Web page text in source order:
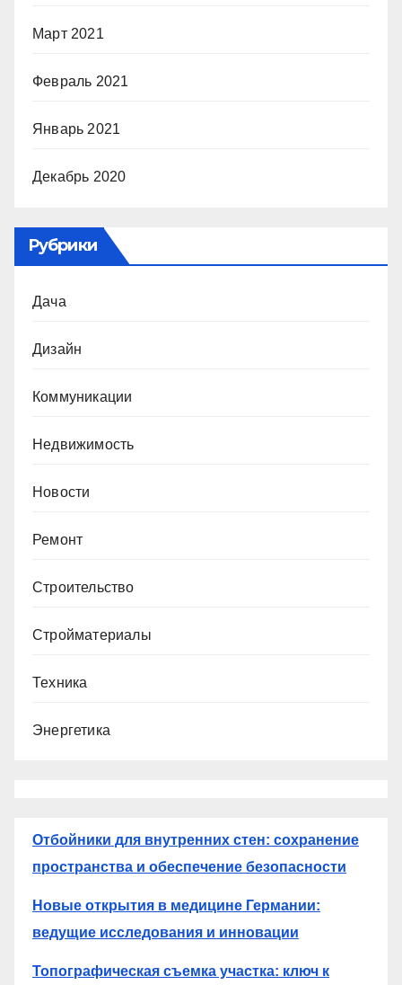
Март 2021
Февраль 2021
Январь 2021
Декабрь 2020
Рубрики
Дача
Дизайн
Коммуникации
Недвижимость
Новости
Ремонт
Строительство
Стройматериалы
Техника
Энергетика
Отбойники для внутренних стен: сохранение
пространства и обеспечение безопасности
Новые открытия в медицине Германии:
ведущие исследования и инновации
Топографическая съемка участка: ключ к